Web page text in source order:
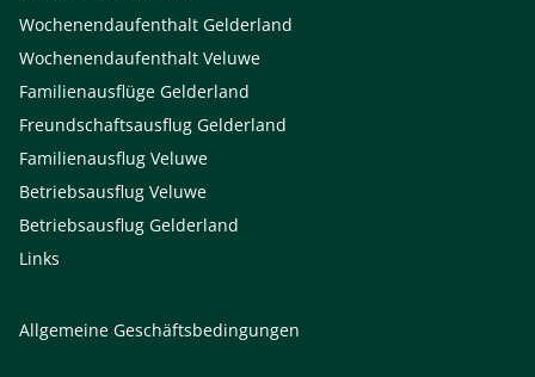
Wochenendaufenthalt Gelderland
Wochenendaufenthalt Veluwe
Familienausflüge Gelderland
Freundschaftsausflug Gelderland
Familienausflug Veluwe
Betriebsausflug Veluwe
Betriebsausflug Gelderland
Links
Allgemeine Geschäftsbedingungen